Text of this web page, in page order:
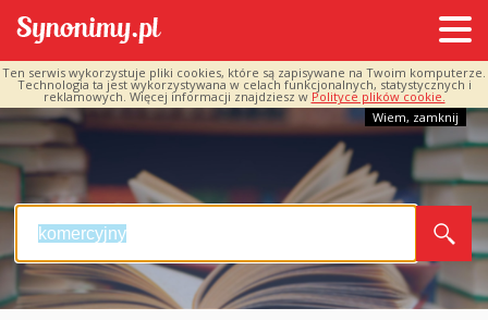
Ten serwis wykorzystuje pliki cookies, które są zapisywane na Twoim komputerze.
Technologia ta jest wykorzystywana w celach funkcjonalnych, statystycznych i
reklamowych. Więcej informacji znajdziesz w Polityce plików cookie.
Wiem, zamknij